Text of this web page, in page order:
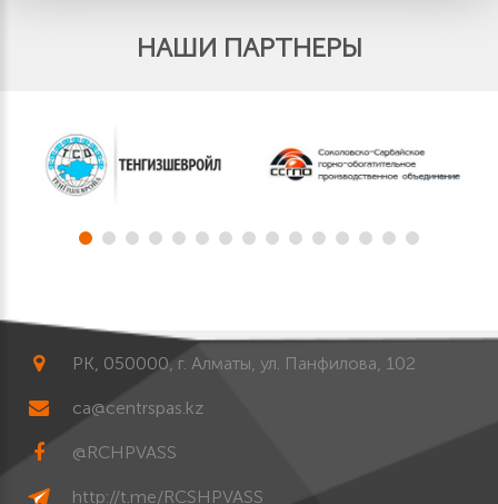
НАШИ ПАРТНЕРЫ
РК, 050000, г. Алматы, ул. Панфилова, 102
ca@centrspas.kz
@RCHPVASS
http://t.me/RCSHPVASS